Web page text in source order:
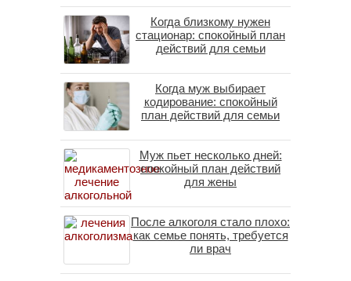
Когда близкому нужен
стационар: спокойный план
действий для семьи
Когда муж выбирает
кодирование: спокойный
план действий для семьи
Муж пьет несколько дней:
спокойный план действий
для жены
После алкоголя стало плохо:
как семье понять, требуется
ли врач